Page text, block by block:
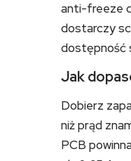
anti-freeze
dostarczy
dostępność
Jak
Dobierz
niż prąd
PCB